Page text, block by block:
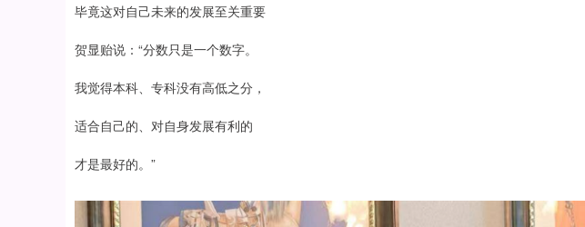
毕竟这对自己未来的发展至关重要
贺显贻说：“分数只是一个数字。
我觉得本科、专科没有高低之分，
适合自己的、对自身发展有利的
才是最好的。”